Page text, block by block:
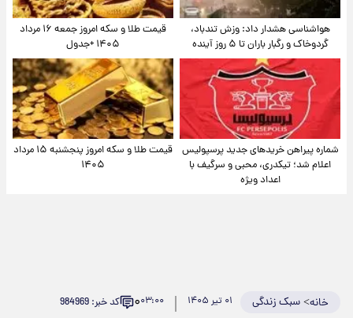
هواشناسی هشدار داد: وزش تندباد،
گردوخاک و رگبار باران تا ۵ روز آینده
قیمت طلا و سکه امروز جمعه ۱۶ مرداد
۱۴۰۵ +جدول
شماره پیراهن خریدهای جدید پرسپولیس
اعلام شد؛ تیکدری، محبی و سرگیف با
اعداد ویژه
قیمت طلا و سکه امروز پنجشنبه ۱۵ مرداد
۱۴۰۵
خانه>سبک زندگی ۰۱ تیر ۱۴۰۵ ۰۳:۰۰۰ کد خبر: 984969